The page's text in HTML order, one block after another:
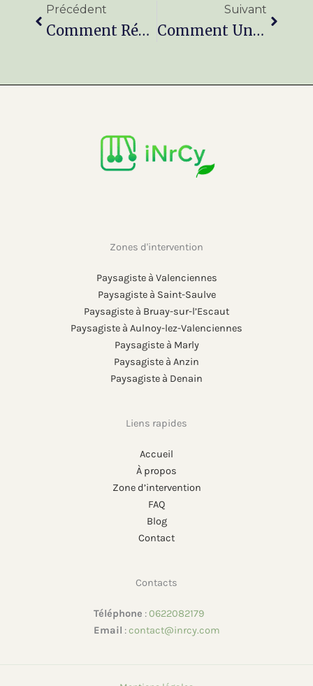
Précédent
Comment Réussir La Création De Terrasse À Valenciennes Avec Un Paysagiste ?
Suivant
Comment Un Paysagiste À Saint-Saulve Conçoit Une Terrasse Moderne Élégante Et Durable ?
Zones d'intervention
Paysagiste à Valenciennes
Paysagiste à Saint-Saulve
Paysagiste à Bruay-sur-l’Escaut
Paysagiste à Aulnoy-lez-Valenciennes
Paysagiste à Marly
Paysagiste à Anzin
Paysagiste à Denain
Liens rapides
Accueil
À propos
Zone d’intervention
FAQ
Blog
Contact
Contacts
Téléphone :0622082179
Email :contact@inrcy.com